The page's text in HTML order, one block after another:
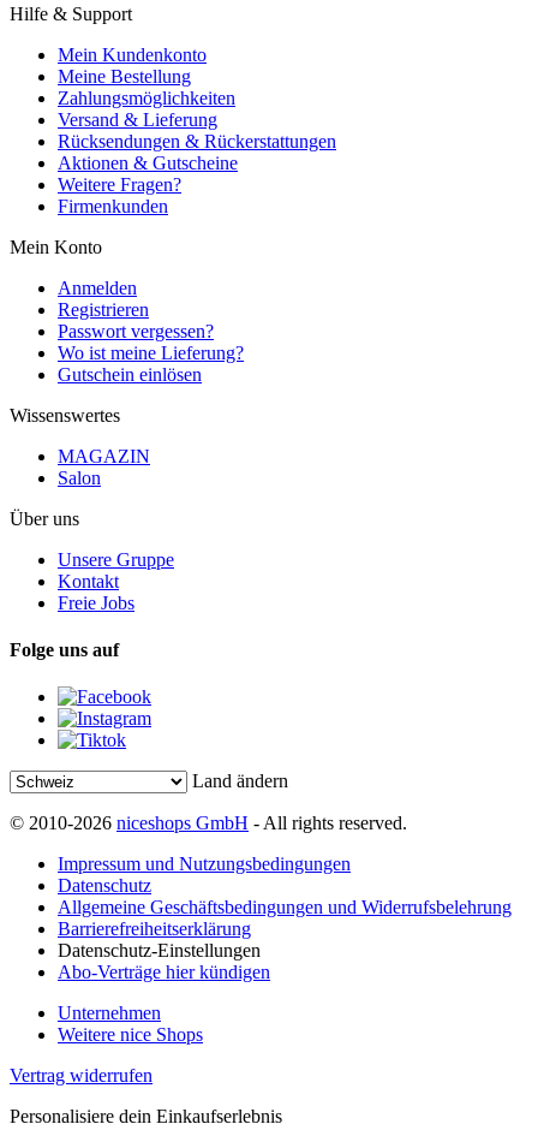
Hilfe & Support
Mein Kundenkonto
Meine Bestellung
Zahlungsmöglichkeiten
Versand & Lieferung
Rücksendungen & Rückerstattungen
Aktionen & Gutscheine
Weitere Fragen?
Firmenkunden
Mein Konto
Anmelden
Registrieren
Passwort vergessen?
Wo ist meine Lieferung?
Gutschein einlösen
Wissenswertes
MAGAZIN
Salon
Über uns
Unsere Gruppe
Kontakt
Freie Jobs
Folge uns auf
Land ändern
© 2010-2026 niceshops GmbH - All rights reserved.
Impressum und Nutzungsbedingungen
Datenschutz
Allgemeine Geschäftsbedingungen und Widerrufsbelehrung
Barrierefreiheitserklärung
Datenschutz-Einstellungen
Abo-Verträge hier kündigen
Unternehmen
Weitere nice Shops
Vertrag widerrufen
Personalisiere dein Einkaufserlebnis